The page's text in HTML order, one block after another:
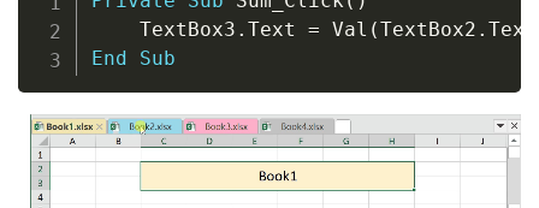
    TextBox3
. Text = Val (TextBox2 . Text
End
Sub